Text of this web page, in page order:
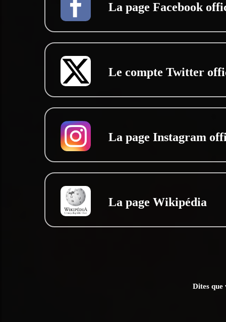
La page Facebook
Le compte Twitter
La page Instagram
La page Wikipédia
Dites que